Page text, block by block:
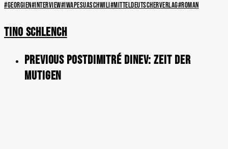
#georgien#interview#iwapesuaschwili#mitteldeutscherverlag#roman
Tino Schlench
Previous PostDimitré Dinev: Zeit der
Mutigen